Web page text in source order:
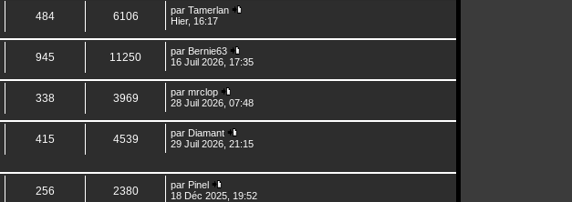
484 6106 parTamerlan
Hier, 16:17
945 11250 par Bernie63
16 Juil 2026, 17:35
338 3969 parmrclop
28 Juil 2026, 07:48
415 4539 par Diamant
29 Juil 2026, 21:15
256 2380 par Pinel
18 Déc 2025, 19:52